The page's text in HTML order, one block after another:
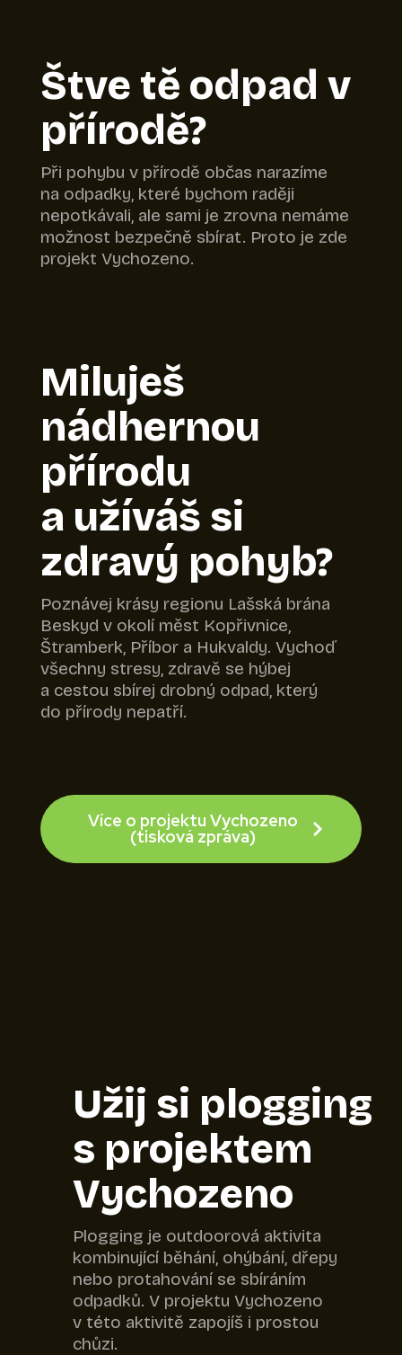
Štve tě odpad v
přírodě?
Při pohybu v přírodě občas narazíme
na odpadky, které bychom raději
nepotkávali, ale sami je zrovna nemáme
možnost bezpečně sbírat. Proto je zde
projekt Vychozeno.
Miluješ
nádhernou
přírodu
a užíváš si
zdravý pohyb?
Poznávej krásy regionu Lašská brána
Beskyd v okolí měst Kopřivnice,
Štramberk, Příbor a Hukvaldy. Vychoď
všechny stresy, zdravě se hýbej
a cestou sbírej drobný odpad, který
do přírody nepatří.
Více o projektu Vychozeno
(tisková zpráva)
Užij si plogging
s projektem
Vychozeno
Plogging je outdoorová aktivita
kombinující běhání, ohýbání, dřepy
nebo protahování se sbíráním
odpadků. V projektu Vychozeno
v této aktivitě zapojíš i prostou
chůzi.